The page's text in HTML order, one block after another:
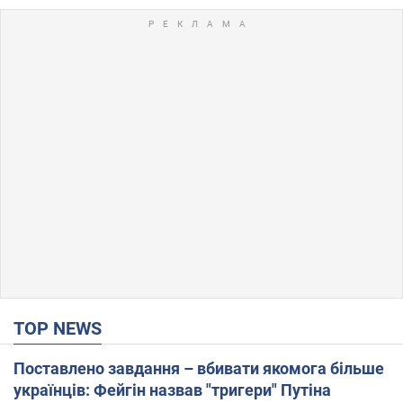
TOP NEWS
Поставлено завдання – вбивати якомога більше
українців: Фейгін назвав "тригери" Путіна